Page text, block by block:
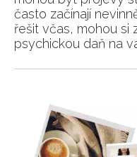
často začínají
řešit včas, mohou si
psychickou daň na